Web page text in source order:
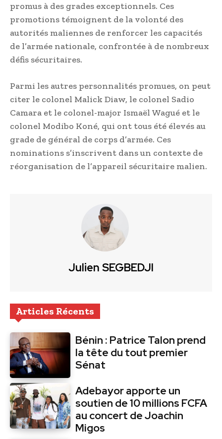
promus à des grades exceptionnels. Ces
promotions témoignent de la volonté des
autorités maliennes de renforcer les capacités
de l’armée nationale, confrontée à de nombreux
défis sécuritaires.
Parmi les autres personnalités promues, on peut
citer le colonel Malick Diaw, le colonel Sadio
Camara et le colonel-major Ismaël Wagué et le
colonel Modibo Koné, qui ont tous été élevés au
grade de général de corps d’armée. Ces
nominations s’inscrivent dans un contexte de
réorganisation de l’appareil sécuritaire malien.
Julien SEGBEDJI
Articles Récents
Bénin : Patrice Talon prend
la tête du tout premier
Sénat
Adebayor apporte un
soutien de 10 millions FCFA
au concert de Joachin
Migos